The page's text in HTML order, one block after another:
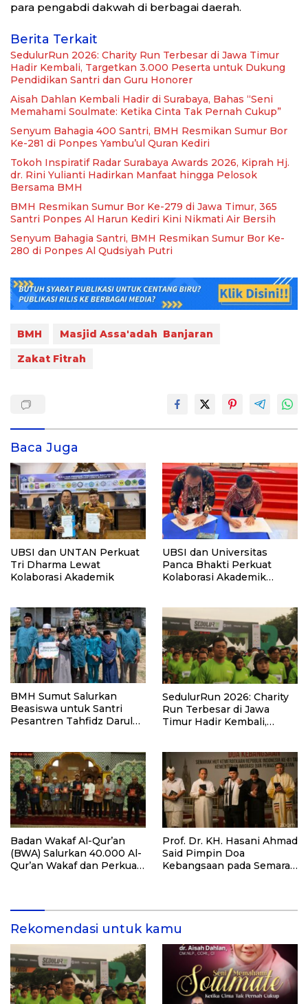
para pengabdi dakwah di berbagai daerah.
Berita Terkait
SedulurRun 2026: Charity Run Terbesar di Jawa Timur
Hadir Kembali, Targetkan 3.000 Peserta untuk Dukung
Pendidikan Santri dan Guru Honorer
Aisah Dahlan Kembali Hadir di Surabaya, Bahas “Seni
Memahami Soulmate: Ketika Cinta Tak Pernah Cukup”
Senyum Bahagia 400 Santri, BMH Resmikan Sumur Bor
Ke-281 di Ponpes Yambu’ul Quran Kediri
Tokoh Inspiratif Radar Surabaya Awards 2026, Kiprah Hj.
dr. Rini Yulianti Hadirkan Manfaat hingga Pelosok
Bersama BMH
BMH Resmikan Sumur Bor Ke-279 di Jawa Timur, 365
Santri Ponpes Al Harun Kediri Kini Nikmati Air Bersih
Senyum Bahagia Santri, BMH Resmikan Sumur Bor Ke-
280 di Ponpes Al Qudsiyah Putri
BMH
Masjid Assa'adah Banjaran
Zakat Fitrah
Baca Juga
UBSI dan UNTAN Perkuat
Tri Dharma Lewat
Kolaborasi Akademik
UBSI dan Universitas
Panca Bhakti Perkuat
Kolaborasi Akademik
BMH Sumut Salurkan
Beasiswa untuk Santri
Pesantren Tahfidz Darul
SedulurRun 2026: Charity
Run Terbesar di Jawa
Timur Hadir Kembali,
Santri dan Guru Honorer
Badan Wakaf Al-Qur’an
(BWA) Salurkan 40.000 Al-
Qur’an Wakaf dan Perkuat
Prof. Dr. KH. Hasani Ahmad
Said Pimpin Doa
Kebangsaan pada Semarak
Rekomendasi untuk kamu